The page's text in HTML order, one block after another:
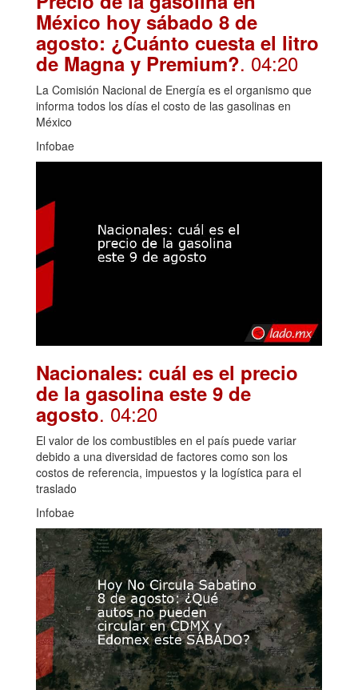
México hoy sábado 8 de
agosto: ¿Cuánto cuesta el litro
de Magna y Premium?. 04:20
La Comisión Nacional de Energía es el organismo que
informa todos los días el costo de las gasolinas en
México
Infobae
Nacionales: cuál es el precio
de la gasolina este 9 de
agosto. 04:20
El valor de los combustibles en el país puede variar
debido a una diversidad de factores como son los
costos de referencia, impuestos y la logística para el
traslado
Infobae